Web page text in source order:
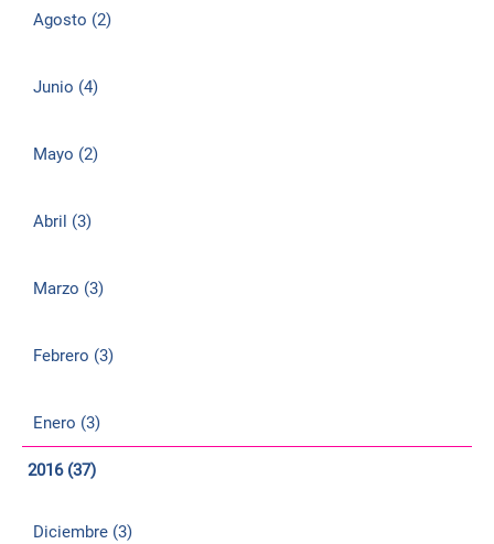
Agosto (2)
Junio (4)
Mayo (2)
Abril (3)
Marzo (3)
Febrero (3)
Enero (3)
2016 (37)
Diciembre (3)